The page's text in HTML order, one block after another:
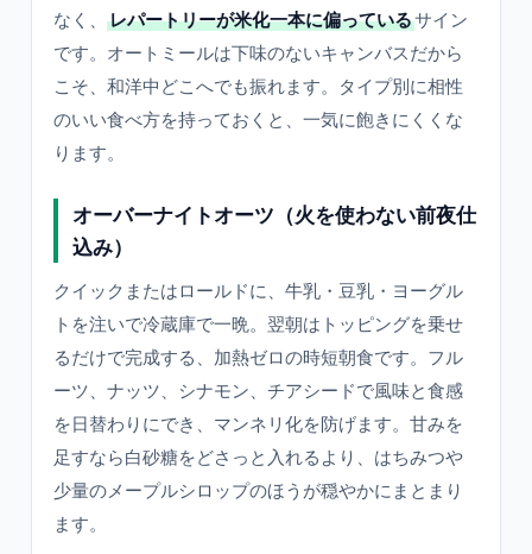
なく、
レパートリーが米化一本に偏っているサイン
です。オートミールは下味のないキャンバスだから
こそ、和洋中どこへでも振れます。タイプ別に相性
のいい食べ方を持っておくと、一気に飽きにくくな
ります。
オーバーナイトオーツ（火を使わない前夜仕
込み）
クイックまたはロールドに、牛乳・豆乳・ヨーグル
トを注いで冷蔵庫で一晩。翌朝はトッピングを乗せ
るだけで完成する、加熱ゼロの時短朝食です。フル
ーツ、ナッツ、シナモン、チアシードで風味と食感
を日替わりにでき、マンネリ化を防げます。甘みを
足すなら白砂糖をどさっと入れるより、はちみつや
少量のメープルシロップのほうが穏やかにまとまり
ます。